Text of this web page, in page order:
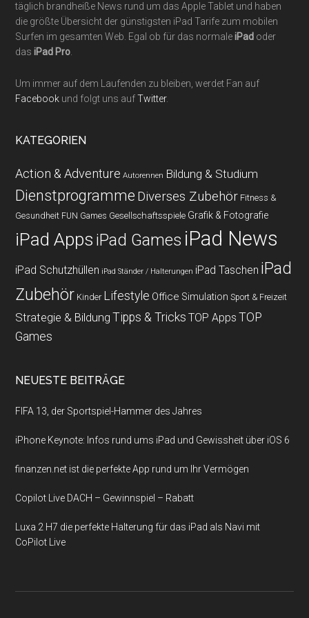
täglich brandheiße News rund um das Apple Tablet und haben
die größte Übersicht der günstigsten iPad Tarife zum mobilen
Surfen im gesamten Web. Egal ob für das normaleiPad oder
dasiPad Pro
Um immer auf dem Laufenden zu bleiben, werdet Fan auf
Facebook und folgt uns aufTwitter.
KATEGORIEN
Action & Adventure Autorennen Bildung & Studium
Dienstprogramme Diverses Zubehör Fitness &
Gesundheit FUN Games Gesellschaftsspiele Grafik & Fotografie
iPad Apps iPad Games iPad News
iPad Schutzhüllen iPad Ständer / Halterungen iPad Taschen iPad
Zubehör Kinder Lifestyle Office Simulation Sport & Freizeit
Strategie & Bildung Tipps & Tricks TOP Apps TOP
Games
NEUESTE BEITRÄGE
FIFA 13, der Sportspiel-Hammer des Jahres
iPhone Keynote: Infos rund ums iPad und Gewissheit über iOS 6
finanzen.net ist die perfekte App rund um Ihr Vermögen
Copilot Live DACH – Gewinnspiel – Rabatt
Luxa 2 H7 die perfekte Halterung für das iPad als Navi mit
CoPilot Live